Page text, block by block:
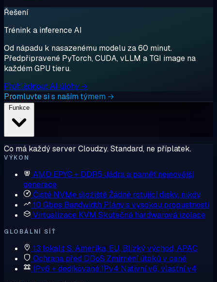
Řešení
Trénink a inference AI
Od nápadu k nasazenému modelu za 60 minut.
Předpřipravené PyTorch, CUDA, vLLM a TGI image na
každém GPU tieru.
Prohlédnout AI úlohy →
Promluvte si s naším týmem →
Co má každý server Cloudzy. Standard, ne příplatek.
VÝKON
AMD EPYC + DDR5 Jádra a paměť nejnovější
generace
Čisté NVMe úložištěŽádné rotující disky, nikdy
10 Gbps Bandwidth Plány s vysokou propustností
Virtualizace KVM Skutečná hardwarová izolace
GLOBÁLNÍ SÍŤ
13 lokalitS. Amerika, EU, Blízký východ, APAC
Ochrana před DDoS Zmírnění útoků v ceně
IPv6 + dedikované IPv4 Nativní v6, vlastní v4